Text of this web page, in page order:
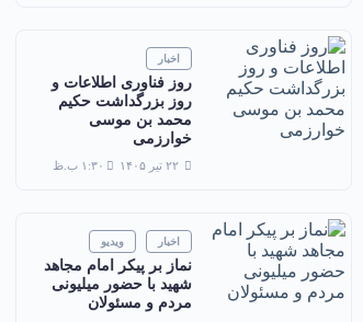
اخبار
روز فناوری اطلاعات و
روز بزرگداشت حکیم
محمد بن موسی
خوارزمی
۲۲ تیر ۱۴۰۵ ۱:۳۰ ب.ظ
اخبار ویدیو
نماز بر پیکر امام مجاهد
شهید با حضور میلیونی
مردم و مسئولان